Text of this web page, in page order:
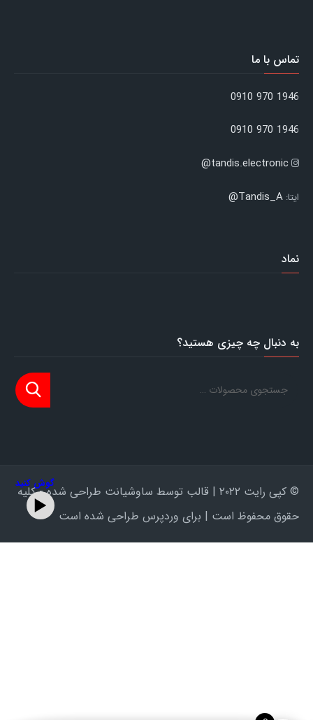
گوش کنید
تماس با ما
1946 970 0910
1946 970 0910
tandis.electronic@
ایتا: Tandis_A@
نماد
به دنبال چه چیزی هستید؟
© کپی رایت ۲۰۲۲ | قالب توسط ساوشیانت طراحی شده - کلیه
حقوق محفوظ است | برای وردپرس طراحی شده است